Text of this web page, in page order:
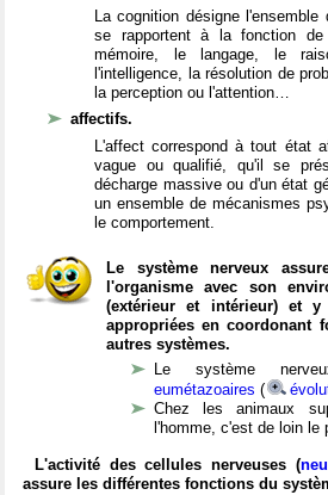
La cognition désigne
se rapportent à la fonction
mémoire, le langage, le
l'intelligence, la résolution de
la perception ou l'attention…
affectifs.
L'affect correspond à tout état
vague ou qualifié, qu'il se
décharge massive ou d'un état
un ensemble de mécanismes
le comportement.
Le système nerveux
l'organisme avec son
(extérieur et intérieur) et
appropriées en coordonant
autres systèmes.
Le système
eumétazoaires (
Chez les animaux
l'homme, c'est de loin le
L'activité des cellules nerveuses (
assure les différentes fonctions du